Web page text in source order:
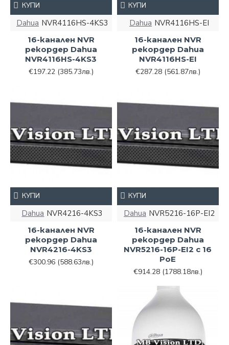
Dahua NVR4116HS-4KS3
16-канален NVR
рекордер Dahua
NVR4116HS-4KS3
€197.22 (385.73лв.)
КУПИ
Dahua NVR4116HS-EI
16-канален NVR
рекордер Dahua
NVR4116HS-EI
€287.28 (561.87лв.)
КУПИ
Dahua NVR4216-4KS3
16-канален NVR
рекордер Dahua
NVR4216-4KS3
€300.96 (588.63лв.)
КУПИ
Dahua NVR5216-16P-EI2
16-канален NVR
рекордер Dahua
NVR5216-16P-EI2 с 16
PoE
€914.28 (1788.18лв.)
КУПИ